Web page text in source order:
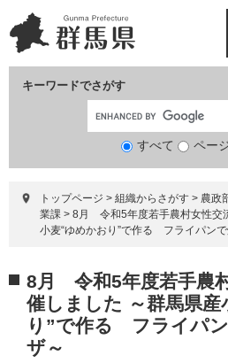
ー
ジ
ニ
ュ
て
キーワードでさがす
検
象
すべて ペー
トップページ > 組織からさがす > 農政
業課 > 8月 令和5年度若手農村女性交
小麦“ゆめかおり”で作る フライパン
文 8月 令和5年度若手農
催しました ～群馬県産
り”で作る フライパ
ザ～